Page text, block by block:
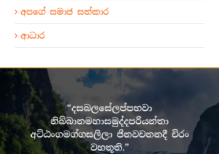
අපගේ සමාජ සත්කාර
ආධාර
“දසබලසේලප්පභවා
නිබ්බානමහාසමුද්දපරියන්තා
අට්ඨංගමග්ගසලිලා ජිනවචනනදී චිරං
වහතූති.”